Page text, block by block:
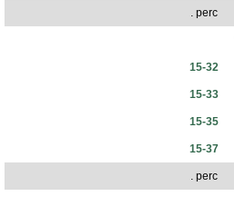
. perc
15-32
15-33
15-35
15-37
. perc